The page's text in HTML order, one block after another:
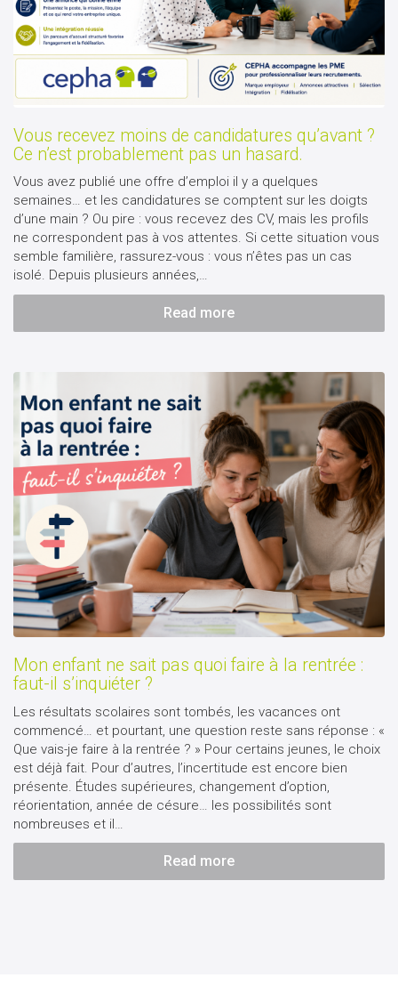
Vous recevez moins de candidatures qu’avant ?
Ce n’est probablement pas un hasard.
Vous avez publié une offre d’emploi il y a quelques
semaines… et les candidatures se comptent sur les doigts
d’une main ? Ou pire : vous recevez des CV, mais les profils
ne correspondent pas à vos attentes. Si cette situation vous
semble familière, rassurez-vous : vous n’êtes pas un cas
isolé. Depuis plusieurs années,…
Read more
Mon enfant ne sait pas quoi faire à la rentrée :
faut-il s’inquiéter ?
Les résultats scolaires sont tombés, les vacances ont
commencé… et pourtant, une question reste sans réponse : «
Que vais-je faire à la rentrée ? » Pour certains jeunes, le choix
est déjà fait. Pour d’autres, l’incertitude est encore bien
présente. Études supérieures, changement d’option,
réorientation, année de césure… les possibilités sont
nombreuses et il…
Read more